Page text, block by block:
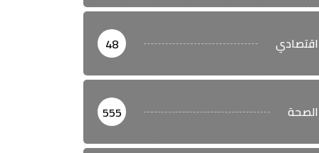
اقتصادي 48
الصحة 555